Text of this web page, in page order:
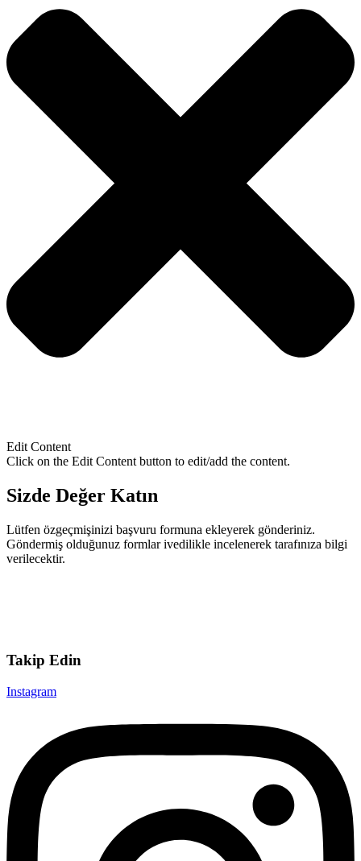
Edit Content
Click on the Edit Content button to edit/add the content.
Sizde Değer Katın
Lütfen özgeçmişinizi başvuru formuna ekleyerek gönderiniz.
Göndermiş olduğunuz formlar ivedilikle incelenerek tarafınıza bilgi
verilecektir.
Takip Edin
Instagram